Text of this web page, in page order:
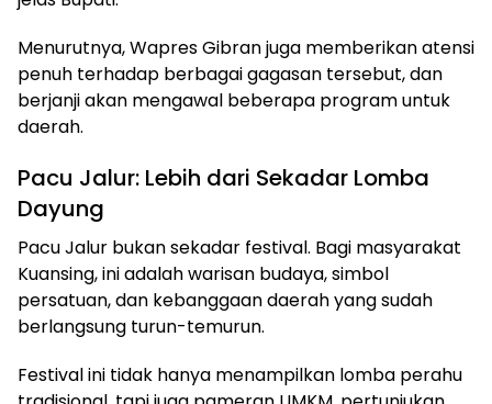
Menurutnya, Wapres Gibran juga memberikan atensi
penuh terhadap berbagai gagasan tersebut, dan
berjanji akan mengawal beberapa program untuk
daerah.
Pacu Jalur: Lebih dari Sekadar Lomba
Dayung
Pacu Jalur bukan sekadar festival. Bagi masyarakat
Kuansing, ini adalah warisan budaya, simbol
persatuan, dan kebanggaan daerah yang sudah
berlangsung turun-temurun.
Festival ini tidak hanya menampilkan lomba perahu